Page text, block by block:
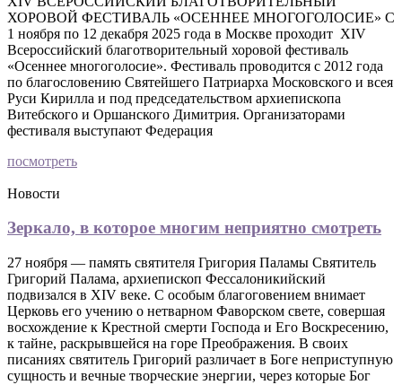
ХОРОВОЙ ФЕСТИВАЛЬ «ОСЕННЕЕ МНОГОГОЛОСИЕ» С
1 ноября по 12 декабря 2025 года в Москве проходит XIV
Всероссийский благотворительный хоровой фестиваль
«Осеннее многоголосие». Фестиваль проводится с 2012 года
по благословению Святейшего Патриарха Московского и всея
Руси Кирилла и под председательством архиепископа
Витебского и Оршанского Димитрия. Организаторами
фестиваля выступают Федерация
посмотреть
Новости
Зеркало, в которое многим неприятно смотреть
27 ноября — память святителя Григория Паламы Святитель
Григорий Палама, архиепископ Фессалоникийский
подвизался в XIV веке. С особым благоговением внимает
Церковь его учению о нетварном Фаворском свете, совершая
восхождение к Крестной смерти Господа и Его Воскресению,
к тайне, раскрывшейся на горе Преображения. В своих
писаниях святитель Григорий различает в Боге неприступную
сущность и вечные творческие энергии, через которые Бог